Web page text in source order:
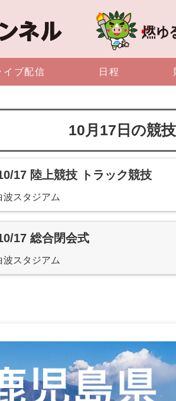
イブ配信 日程
10月17日の競技
17 陸上競技 トラック競技
波スタジアム
17 総合閉会式
波スタジアム